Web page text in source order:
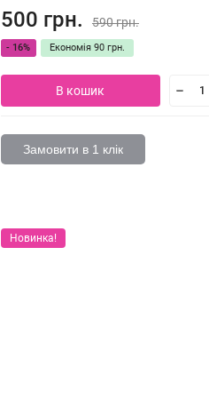
500 грн. 590 грн.
- 16% Економія 90 грн.
В кошик
Замовити в 1 клік
Новинка!